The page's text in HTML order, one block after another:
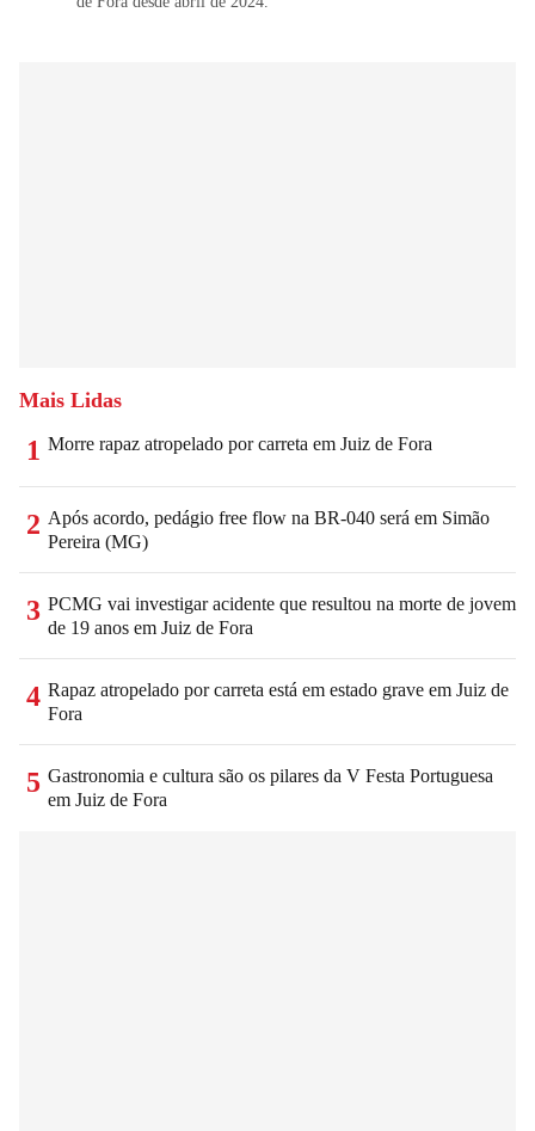
Mais Lidas
1 Morre rapaz atropelado por carreta em Juiz de Fora
2 Após acordo, pedágio free flow na BR-040 será em Simão
Pereira (MG)
3 PCMG vai investigar acidente que resultou na morte de jovem
de 19 anos em Juiz de Fora
4 Rapaz atropelado por carreta está em estado grave em Juiz de
Fora
5 Gastronomia e cultura são os pilares da V Festa Portuguesa
em Juiz de Fora